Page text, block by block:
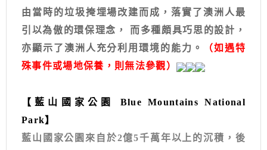
由當時的垃圾掩埋場改建而成，落實了澳洲人最
引以為傲的環保理念， 而多種頗具巧思的設計，
亦顯示了澳洲人充分利用環境的能力。
（如遇特
殊事件或場地保養，則無法參觀）
【藍山國家公園 Blue Mountains National
Park】
藍山國家公園來自於2億5千萬年以上的沉積，後